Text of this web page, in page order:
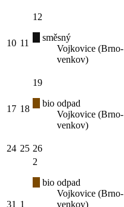
10 11
12
směsný
Vojkovice (Brno-
venkov)
17 18
19
bio odpad
Vojkovice (Brno-
venkov)
24 25 26
31 1
2
bio odpad
Vojkovice (Brno-
venkov)